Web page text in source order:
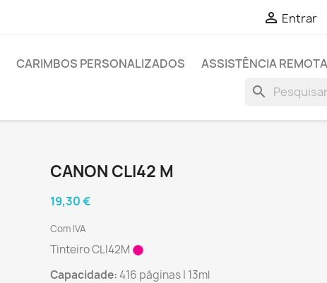
 Entrar
CARIMBOS PERSONALIZADOS ASSISTÊNCIA REMOTA
search
CANON CLI42 M
19,30 €
Com IVA
Tinteiro CLI42M
Capacidade:416 páginas | 13ml